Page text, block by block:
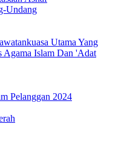
Undang
Utama Yang
Islam Dan 'Adat
Pelanggan 2024